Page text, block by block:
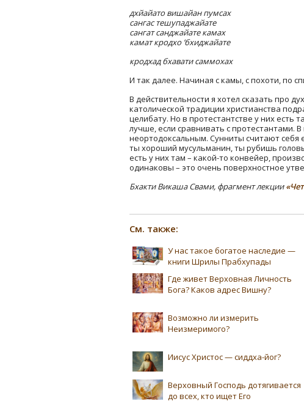
дхйайато вишайан пумсах
сангас тешупаджайате
сангат санджайате камах
камат кродхо ’бхиджайате
кродхад бхавати саммохах
И так далее. Начиная с камы, с похоти, по
В действительности я хотел сказать про
католической традиции христианства
целибату. Но в протестантстве у них есть
лучше, если сравнивать с протестантами.
неортодоксальным. Сунниты считают себя
ты хороший мусульманин, ты рубишь
есть у них там – какой-то конвейер,
одинаковы – это очень поверхностное
Бхакти Викаша Свами, фрагмент лекции
См. также:
У нас такое богатое наследие —
книги Шрилы Прабхупады
Где живет Верховная Личность
Бога? Каков адрес Вишну?
Возможно ли измерить
Неизмеримого?
Иисус Христос — сиддха-йог?
Верховный Господь дотягивается
до всех, кто ищет Его